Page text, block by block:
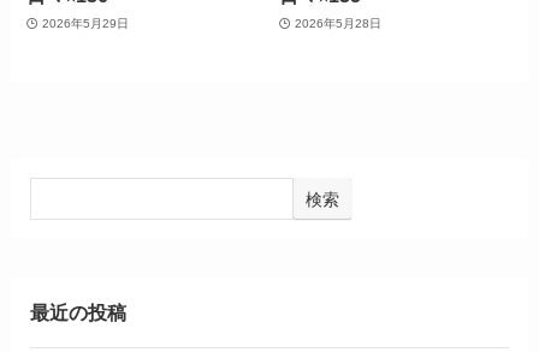
2026年5月29日 2026年5月28日
検索
最近の投稿